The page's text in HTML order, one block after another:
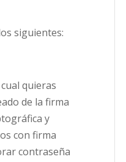
siguientes:
quieras
de la firma
y
con firma
contraseña